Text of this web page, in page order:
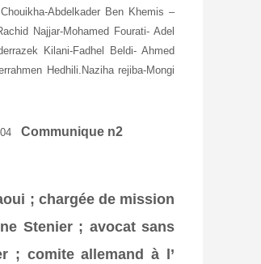
Abdelkader Ben Khemis –
Najjar-Mohamed Fourati- Adel
Kilani-Fadhel Beldi- Ahmed
Hedhili.Naziha rejiba-Mongi
Communique n2
; chargée de mission
Stenier ; avocat sans
allemand à l’